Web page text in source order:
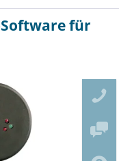
Software für